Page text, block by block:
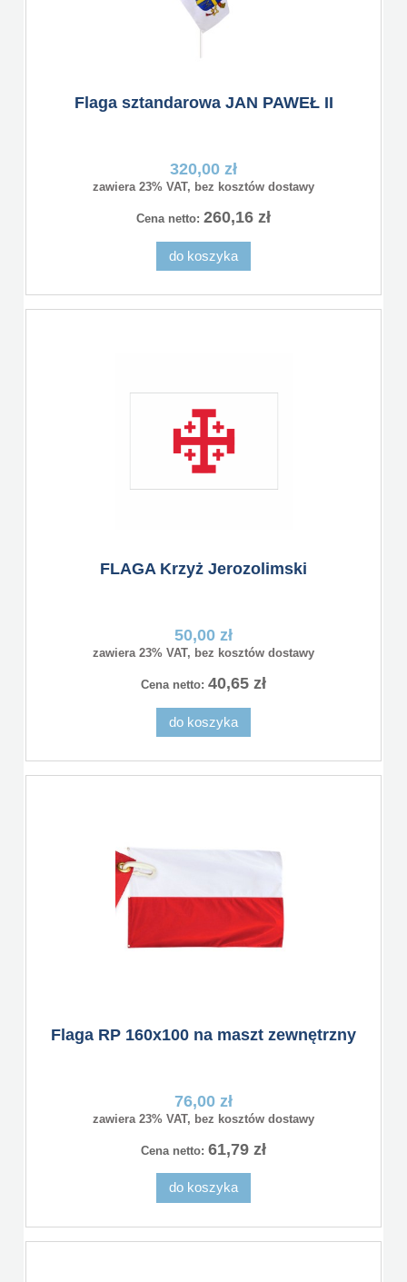
Flaga sztandarowa JAN PAWEŁ II
320,00 zł
zawiera 23% VAT, bez kosztów dostawy
Cena netto: 260,16 zł
do koszyka
FLAGA Krzyż Jerozolimski
50,00 zł
zawiera 23% VAT, bez kosztów dostawy
Cena netto: 40,65 zł
do koszyka
Flaga RP 160x100 na maszt zewnętrzny
76,00 zł
zawiera 23% VAT, bez kosztów dostawy
Cena netto: 61,79 zł
do koszyka